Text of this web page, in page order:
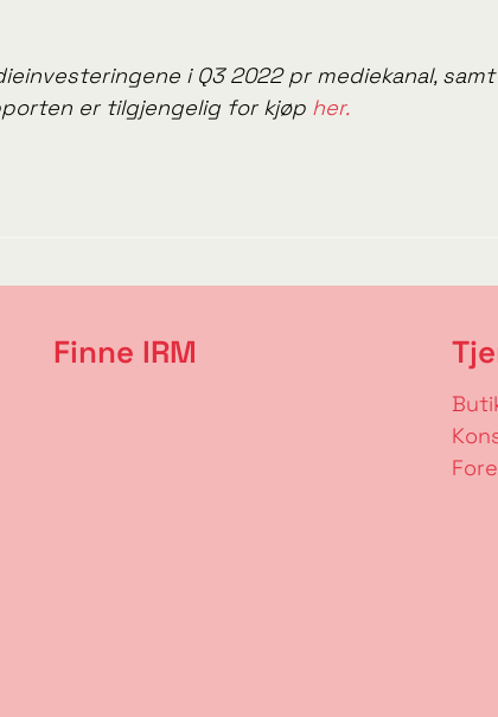
i Q3 2022 pr mediekanal,
er tilgjengelig for kjøp her.
Finne IRM